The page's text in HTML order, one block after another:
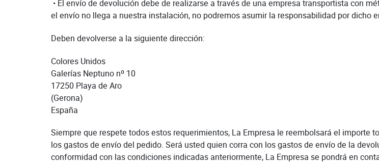
• El envío de devolución debe de realizarse a través de una empresa transportista
el envío no llega a nuestra instalación, no podremos asumir la responsabilidad por dicho
Deben devolverse a la siguiente dirección:
Colores Unidos
Galerías Neptuno nº 10
17250 Playa de Aro
(Gerona)
España
Siempre que respete todos estos requerimientos, La Empresa le reembolsará el importe
los gastos de envío del pedido. Será usted quien corra con los gastos de envío de la
conformidad con las condiciones indicadas anteriormente, La Empresa se pondrá en